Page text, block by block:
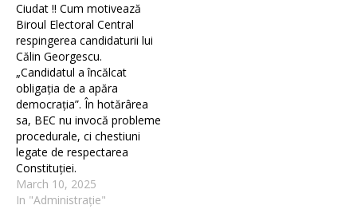
Ciudat !! Cum motivează
Biroul Electoral Central
respingerea candidaturii lui
Călin Georgescu.
„Candidatul a încălcat
obligația de a apăra
democrația”. În hotărârea
sa, BEC nu invocă probleme
procedurale, ci chestiuni
legate de respectarea
Constituției.
March 10, 2025
In "Administrație"